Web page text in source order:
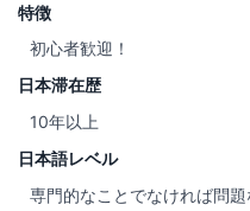
特徴
初心者歓迎！
日本滞在歴
10年以上
日本語レベル
専門的なことでなければ問題